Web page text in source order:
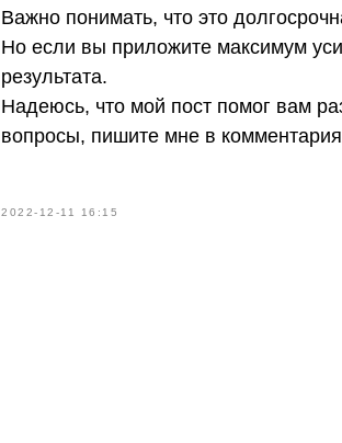
Важно понимать, что это
Но если вы приложите максимум
результата.
Надеюсь, что мой пост помог вам
вопросы, пишите мне в
2022-12-11 16:15